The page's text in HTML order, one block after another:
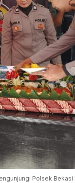
Polsek Bekasi